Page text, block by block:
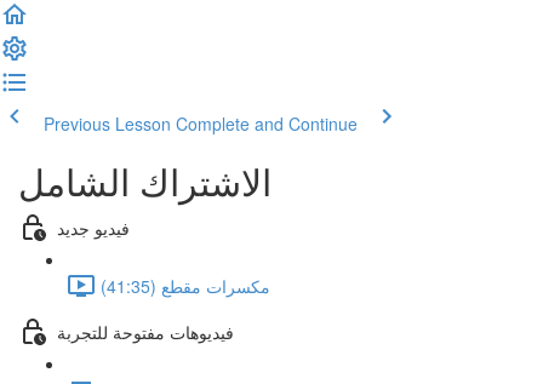
Previous Lesson Complete and Continue
الاشتراك الشامل
فيديو جديد
مكسرات مقطع (41:35)
فيديوهات مفتوحة للتجربة